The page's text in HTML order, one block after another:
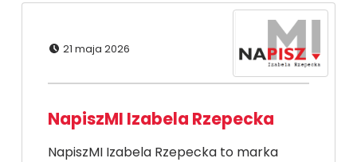
21 maja 2026
NapiszMI Izabela Rzepecka
NapiszMI Izabela Rzepecka to marka